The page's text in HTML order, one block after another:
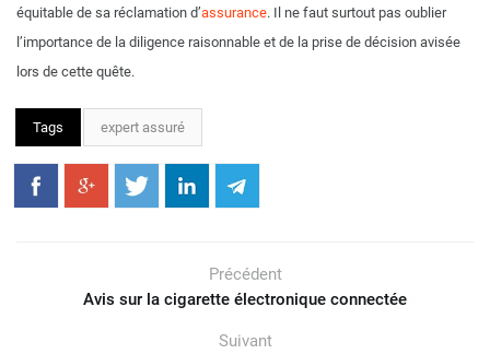
équitable de sa réclamation d’assurance. Il ne faut surtout pas oublier
l’importance de la diligence raisonnable et de la prise de décision avisée
lors de cette quête.
Tags expert assuré
Précédent
Avis sur la cigarette électronique connectée
Suivant